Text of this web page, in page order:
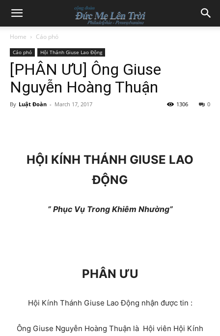
Home Cáo phó
Cáo phó Hội Thánh Giuse Lao Động
[PHÂN ƯU] Ông Giuse
Nguyễn Hoàng Thuận
By Luật Đoàn - March 17, 2017 0
1306
HỘI KÍNH THÁNH GIUSE LAO
ĐỘNG
” Phục Vụ Trong Khiêm Nhường”
PHÂN ƯU
Hội Kính Thánh Giuse Lao Động nhận được tin :
Ông Giuse Nguyễn Hoàng Thuận là Hội viên Hội Kính